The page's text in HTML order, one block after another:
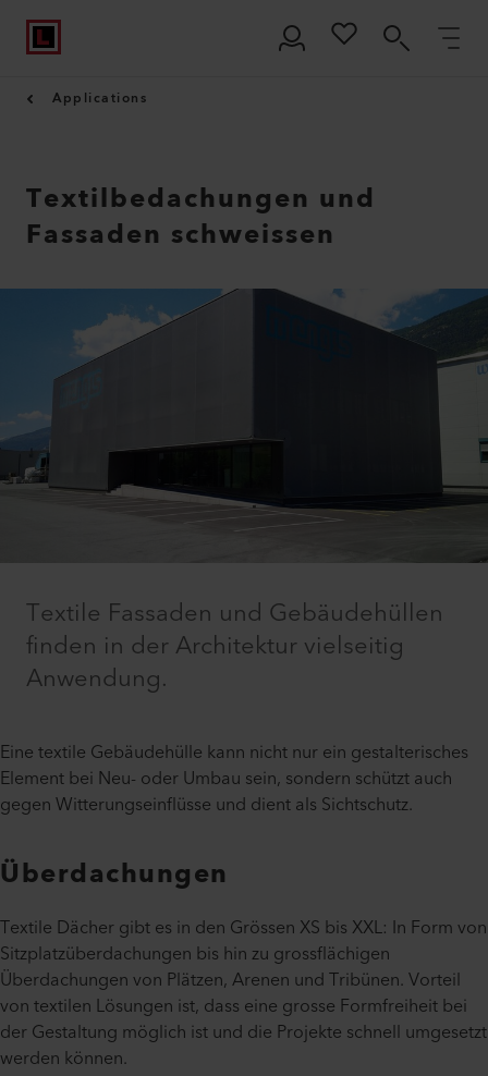
Applications
Textilbedachungen und
Fassaden schweissen
Textile Fassaden und Gebäudehüllen
finden in der Architektur vielseitig
Anwendung.
Eine textile Gebäudehülle kann nicht nur ein gestalterisches
Element bei Neu- oder Umbau sein, sondern schützt auch
gegen Witterungseinflüsse und dient als Sichtschutz.
Überdachungen
Textile Dächer gibt es in den Grössen XS bis XXL: In Form von
Sitzplatzüberdachungen bis hin zu grossflächigen
Überdachungen von Plätzen, Arenen und Tribünen. Vorteil
von textilen Lösungen ist, dass eine grosse Formfreiheit bei
der Gestaltung möglich ist und die Projekte schnell umgesetzt
werden können.